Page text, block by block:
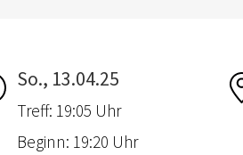
So., 13.04.25
Treff: 19:05 Uhr
Beginn: 19:20 Uhr